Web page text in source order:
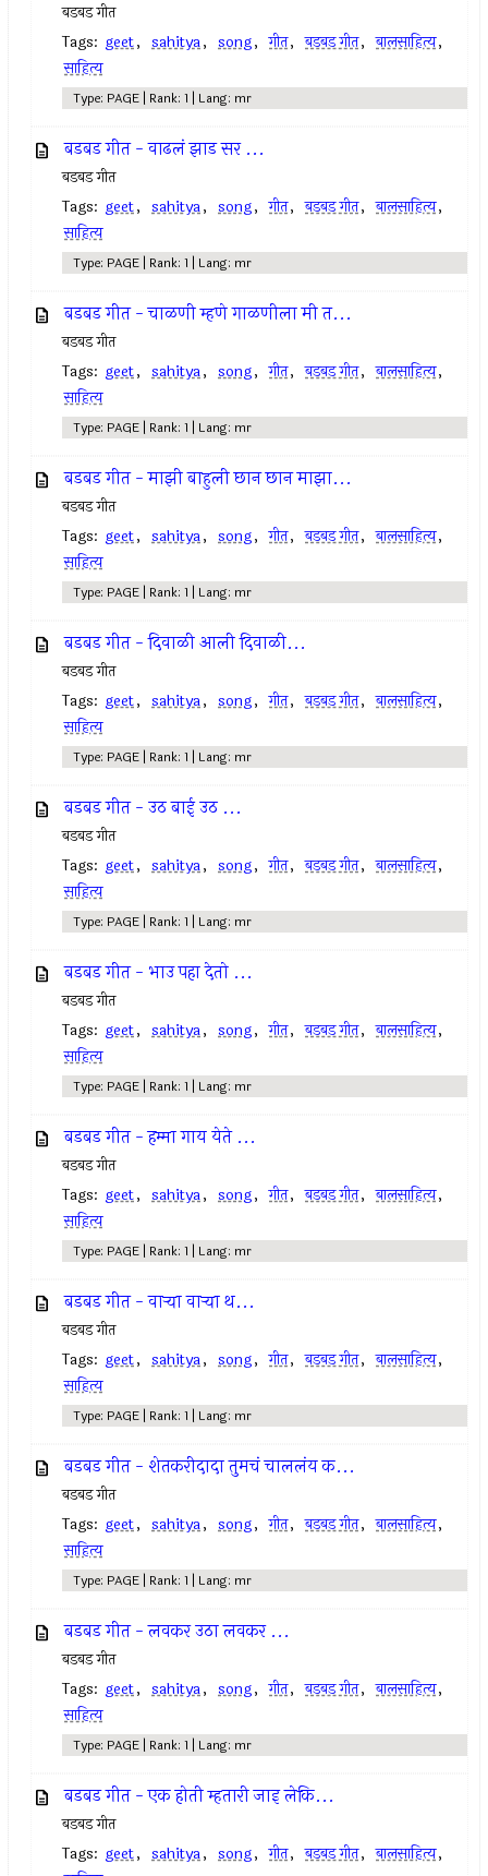
बडबड गीत
Tags: geet, sahitya, song, गीत, बडबड गीत, बालसाहित्य,
साहित्य
Type: PAGE | Rank: 1 | Lang: mr
बडबड गीत - वाढलं झाड सर ...
बडबड गीत
Tags: geet, sahitya, song, गीत, बडबड गीत, बालसाहित्य,
साहित्य
Type: PAGE | Rank: 1 | Lang: mr
बडबड गीत - चाळणी म्हणे गाळणीला मी त...
बडबड गीत
Tags: geet, sahitya, song, गीत, बडबड गीत, बालसाहित्य,
साहित्य
Type: PAGE | Rank: 1 | Lang: mr
बडबड गीत - माझी बाहुली छान छान माझा...
बडबड गीत
Tags: geet, sahitya, song, गीत, बडबड गीत, बालसाहित्य,
साहित्य
Type: PAGE | Rank: 1 | Lang: mr
बडबड गीत - दिवाळी आली दिवाळी...
बडबड गीत
Tags: geet, sahitya, song, गीत, बडबड गीत, बालसाहित्य,
साहित्य
Type: PAGE | Rank: 1 | Lang: mr
बडबड गीत - उठ बाई उठ ...
बडबड गीत
Tags: geet, sahitya, song, गीत, बडबड गीत, बालसाहित्य,
साहित्य
Type: PAGE | Rank: 1 | Lang: mr
बडबड गीत - भाउ पहा देतो ...
बडबड गीत
Tags: geet, sahitya, song, गीत, बडबड गीत, बालसाहित्य,
साहित्य
Type: PAGE | Rank: 1 | Lang: mr
बडबड गीत - हम्मा गाय येते ...
बडबड गीत
Tags: geet, sahitya, song, गीत, बडबड गीत, बालसाहित्य,
साहित्य
Type: PAGE | Rank: 1 | Lang: mr
बडबड गीत - वार्‍या वार्‍या थ...
बडबड गीत
Tags: geet, sahitya, song, गीत, बडबड गीत, बालसाहित्य,
साहित्य
Type: PAGE | Rank: 1 | Lang: mr
बडबड गीत - शेतकरीदादा तुमचं चाललंय क...
बडबड गीत
Tags: geet, sahitya, song, गीत, बडबड गीत, बालसाहित्य,
साहित्य
Type: PAGE | Rank: 1 | Lang: mr
बडबड गीत - लवकर उठा लवकर ...
बडबड गीत
Tags: geet, sahitya, song, गीत, बडबड गीत, बालसाहित्य,
साहित्य
Type: PAGE | Rank: 1 | Lang: mr
बडबड गीत - एक होती म्हतारी जाइ लेकि...
बडबड गीत
Tags: geet, sahitya, song, गीत, बडबड गीत, बालसाहित्य,